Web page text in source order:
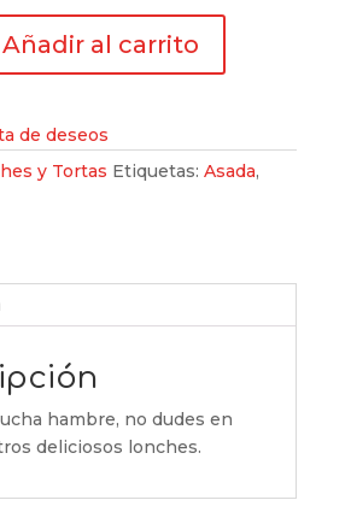
Añadir al carrito
de deseos
y Tortas Etiquetas: Asada,
hambre, no dudes en
deliciosos lonches.